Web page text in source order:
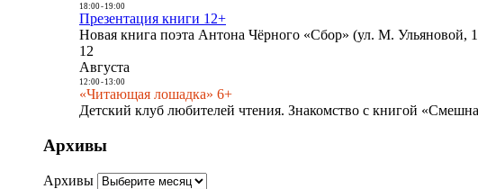
18:00- 19:00
Презентация книги 12+
Новая книга поэта Антона Чёрного «Сбор» (ул. М. Ульяновой,
12
Августа
12:00- 13:00
«Читающая лошадка» 6+
Детский клуб любителей чтения. Знакомство с книгой
Архивы
Архивы